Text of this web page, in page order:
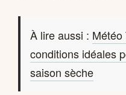
À lire aussi :
conditions idéales
saison sèche